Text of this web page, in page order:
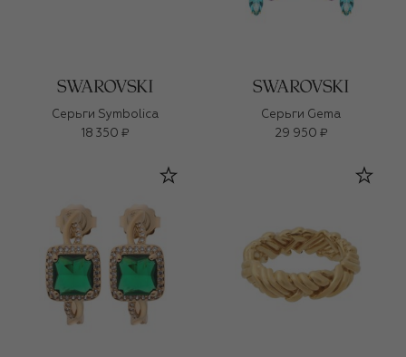
Серьги Symbolica
18 350 ₽
Серьги Gema
29 950 ₽